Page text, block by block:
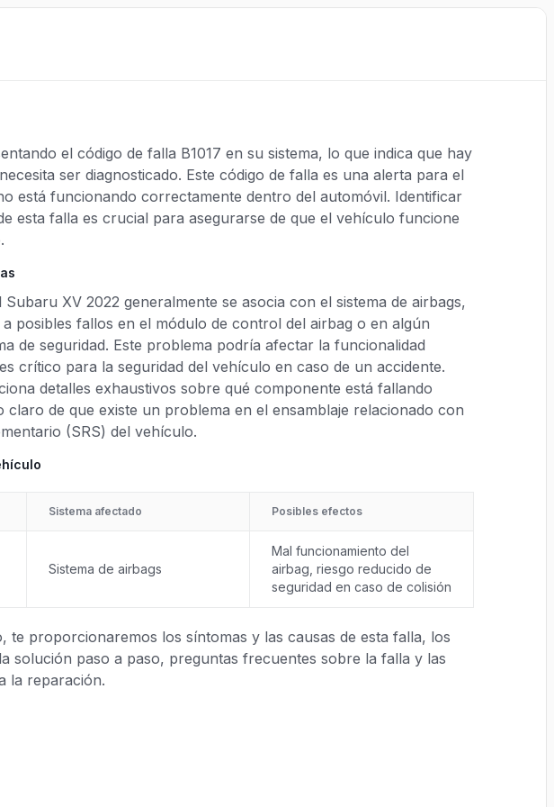
el código de falla B1017 en su sistema, lo que indica que hay
ser diagnosticado. Este código de falla es una alerta para el
está funcionando correctamente dentro del automóvil. Identificar
esta falla es crucial para asegurarse de que el vehículo funcione
Subaru XV 2022 generalmente se asocia con el sistema de airbags,
posibles fallos en el módulo de control del airbag o en algún
de seguridad. Este problema podría afectar la funcionalidad
crítico para la seguridad del vehículo en caso de un accidente.
detalles exhaustivos sobre qué componente está fallando
claro de que existe un problema en el ensamblaje relacionado con
(SRS) del vehículo.
Sistema afectado Posibles efectos
Sistema de airbags
Mal funcionamiento del
airbag, riesgo reducido de
seguridad en caso de colisión
te proporcionaremos los síntomas y las causas de esta falla, los
solución paso a paso, preguntas frecuentes sobre la falla y las
la reparación.